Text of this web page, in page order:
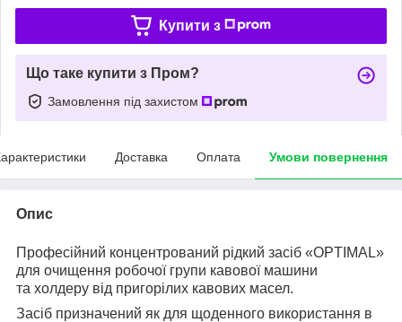
Купити з
Що таке купити з Пром?
Замовлення під захистом
Доставка Оплата Умови повернення
Опис
Професійний концентрований рідкий засіб «OPTIMAL»
для очищення робочої групи кавової машини
та холдеру від пригорілих кавових масел.
Засіб призначений як для щоденного використання в